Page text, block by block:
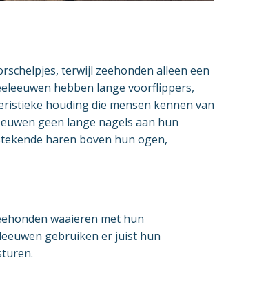
terwijl zeehonden alleen een
hebben lange voorflippers,
houding die mensen kennen van
geen lange nagels aan hun
haren boven hun ogen,
waaieren met hun
gebruiken er juist hun